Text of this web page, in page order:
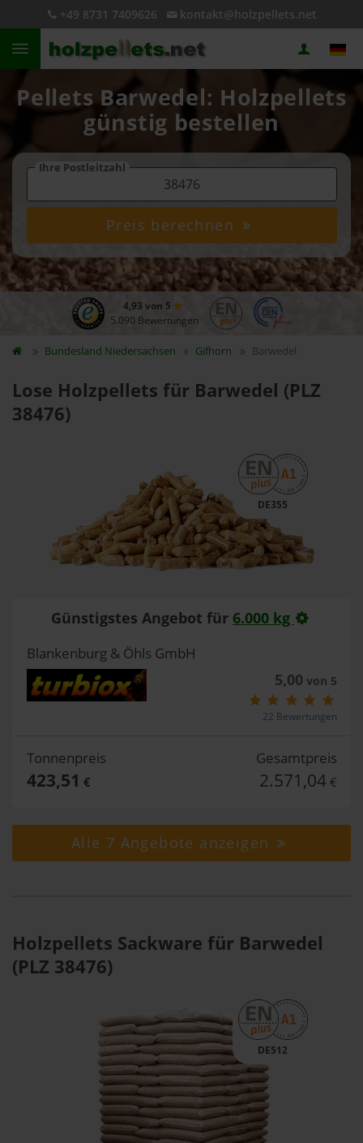
+49 8731 7409626 kontakt@holzpellets.net
Pellets Barwedel: Holzpellets
günstig bestellen
Ihre Postleitzahl
Preis berechnen
4,93 von 5
5.090 Bewertungen
Bundesland Niedersachsen Gifhorn Barwedel
Lose Holzpellets für Barwedel (PLZ
38476)
DE355
Günstigstes Angebot für 6.000 kg
Blankenburg & Öhls GmbH
5,00 von 5
22 Bewertungen
Tonnenpreis
423,51 €
Gesamtpreis
2.571,04 €
Alle 7 Angebote anzeigen
Holzpellets Sackware für Barwedel
(PLZ 38476)
DE512